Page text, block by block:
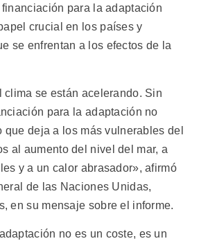
para la adaptación
crucial en los países y
se enfrentan a los efectos de la
clima se están acelerando. Sin
para la adaptación no
que deja a los más vulnerables del
al aumento del nivel del mar, a
y a un calor abrasador», afirmó
de las Naciones Unidas,
en su mensaje sobre el informe.
no es un coste, es un